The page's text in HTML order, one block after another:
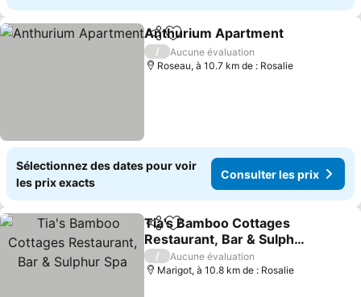
PartagerAjouter à mes favoris
Anthurium Apartment
/
Aucune évaluation
Roseau, à 10.7 km de : Rosalie
Sélectionnez des dates pour voir
les prix exacts
Consulter les prix
PartagerAjouter à mes favoris
Tia's Bamboo Cottages
Restaurant, Bar & Sulphur
Spa
Consulter les prix
/
Aucune évaluation
Marigot, à 10.8 km de : Rosalie